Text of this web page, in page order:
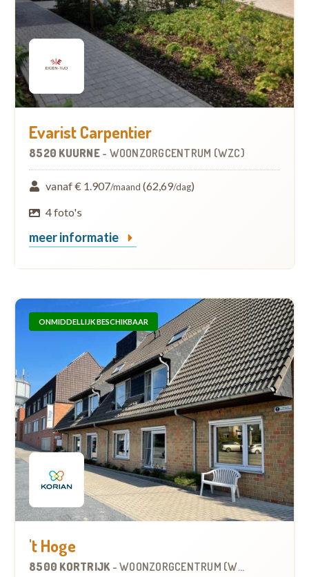
Evarist Carpentier
8520 KUURNE - WOONZORGCENTRUM (WZC)
vanaf € 1.907/maand (62,69/dag)
4 foto's
meer informatie
ONMIDDELLIJK BESCHIKBAAR
't Hoge
8500 KORTRIJK - WOONZORGCENTRUM (WZC)